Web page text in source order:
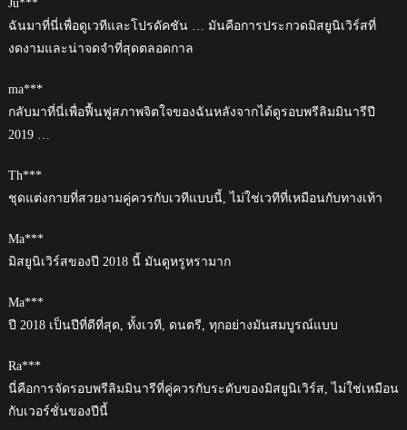
Ju***
ฉันมาที่นี่เพื่อดูเวทีและโปรดัคชัน … มันคือการประกวดมิสยูนิเวิร์สที่
งดงามและน่าจดจำที่สุดตลอดกาล
ma***
กลับมาที่นี่เพื่อฟื้นฟูสภาพจิตใจของฉันหลังจากได้ดูรอบพรีลิมมินารีปี
2019 …
Th***
ชุดแต่งกายที่สวยงามคู่ควรกับเวทีแบบนี้, ไม่ใช่เวทีที่เหมือนกับทางเท้า
Ma***
มิสยูนิเวิร์สของปี 2018 นี้ มันดูหรูหรามาก
Ma***
ปี 2018 เป็นปีที่ดีที่สุด, ทั้งเวที, ดนตรี, ทุกอย่างมันสมบูรณ์แบบ
Ra***
นี่คือการจัดรอบพรีลิมมินารีที่คู่ควรกับระดับของมิสยูนิเวิร์ส, ไม่ใช่เหมือน
กับเวอร์ชั่นของปีนี้